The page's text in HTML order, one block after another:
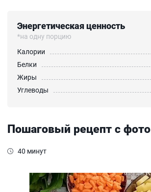
Энергетическая ценность
*на одну порцию
Калории
Белки
Жиры
Углеводы
Пошаговый рецепт с фото
40 минут